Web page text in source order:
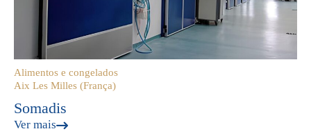
Alimentos e congelados
Aix Les Milles (França)
Somadis
Ver mais